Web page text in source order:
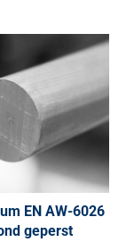
EN AW-6026
geperst